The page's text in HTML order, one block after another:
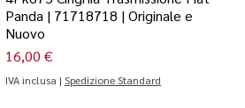
Panda | 71718718 | Originale e
Nuovo
Prezzo
16,00 €
IVA inclusa | Spedizione Standard